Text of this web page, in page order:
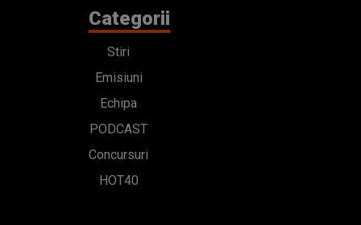
Categorii
Stiri
Emisiuni
Echipa
PODCAST
Concursuri
HOT40